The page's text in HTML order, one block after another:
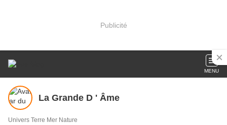
Publicité
MENU
La Grande D ' Âme
Univers Terre Mer Nature